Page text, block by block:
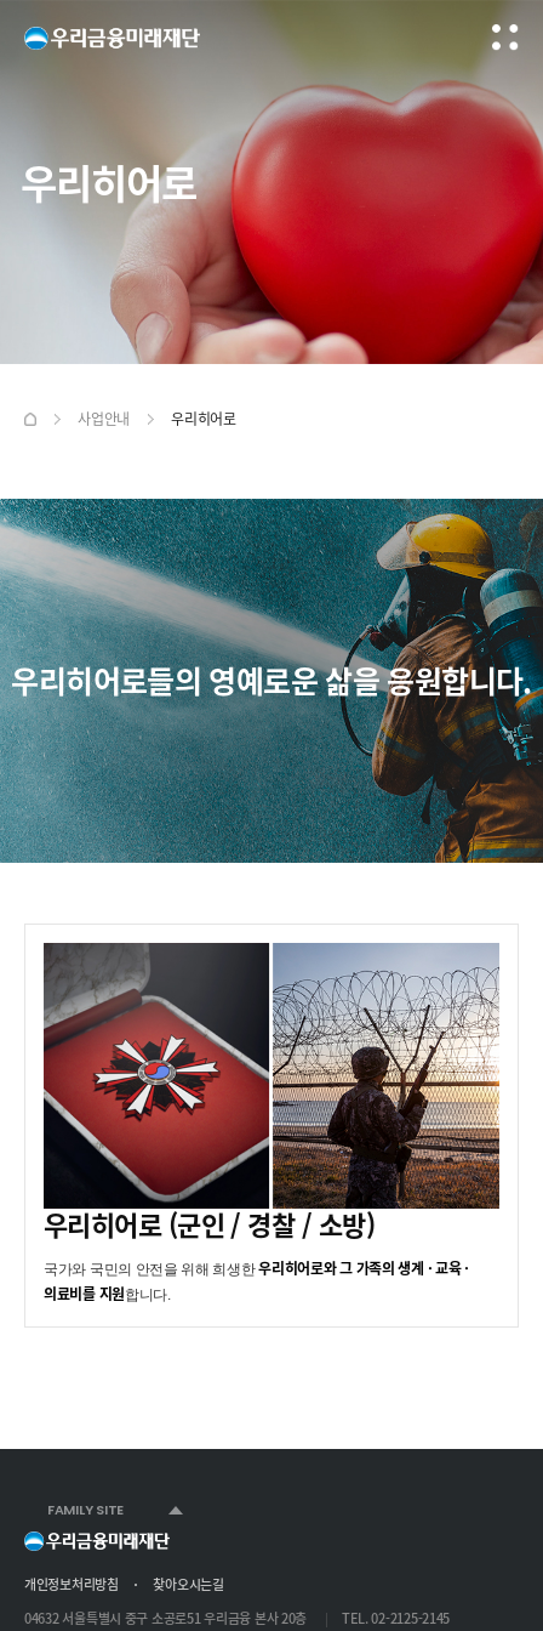
우리히어로
사업안내 우리히어로
우리히어로들의 영예로운 삶을 응원합니다.
우리히어로 (군인 / 경찰 / 소방)
국가와 국민의 안전을 위해 희생한우리히어로와 그 가족의 생계 · 교육 ·
의료비를 지원합니다.
개인정보처리방침
찾아오시는길
04632 서울특별시 중구 소공로51 우리금융 본사 20층
TEL. 02-2125-2145
FAMILY SITE